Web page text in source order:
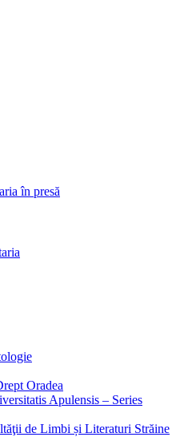
în presă
Oradea
Apulensis – Series
de Limbi și Literaturi Străine